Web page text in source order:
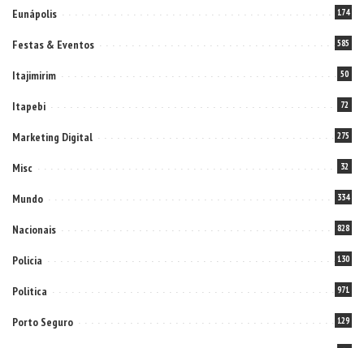
Eunápolis 174
Festas & Eventos 585
Itajimirim 50
Itapebi 72
Marketing Digital 275
Misc 32
Mundo 334
Nacionais 828
Policia 130
Politica 971
Porto Seguro 129